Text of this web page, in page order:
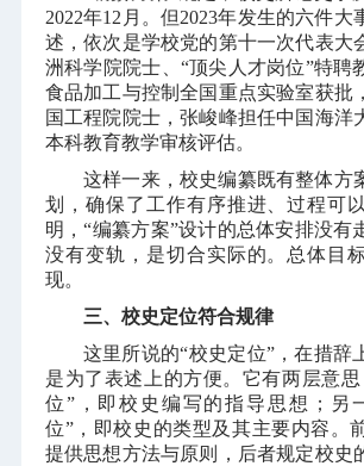
2022年12 月。但2023年发生的六件大
述，依次是学校党的第十一次代表大
洲科学院院士、“顶尖人才岗位”特聘
食品加工与控制全国重点实验室获批
国工程院院士，张峻峰担任中国海洋
本科教育教学审核评估。
这样一来，校史编纂既有整体方
划，确保了工作有序推进、过程可
明，“编纂方案”设计的总体安排没有
没有变轨，是切合实际的。总体目
现。
三、校史定位符合规律
这里所说的“校史定位”，在措辞
是为了表述上的方便。它有两层意
位”，即校史编写的指导思想；另
位”，即校史的类型及其主要内容。
提供思想方法与原则，后者规定校史